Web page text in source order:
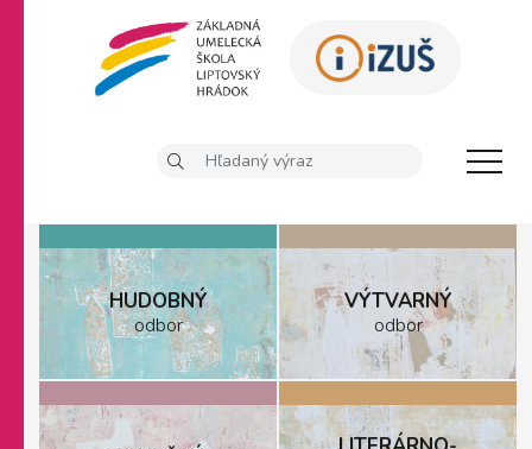
HUDOBNÝ
odbor
VÝTVARNÝ
odbor